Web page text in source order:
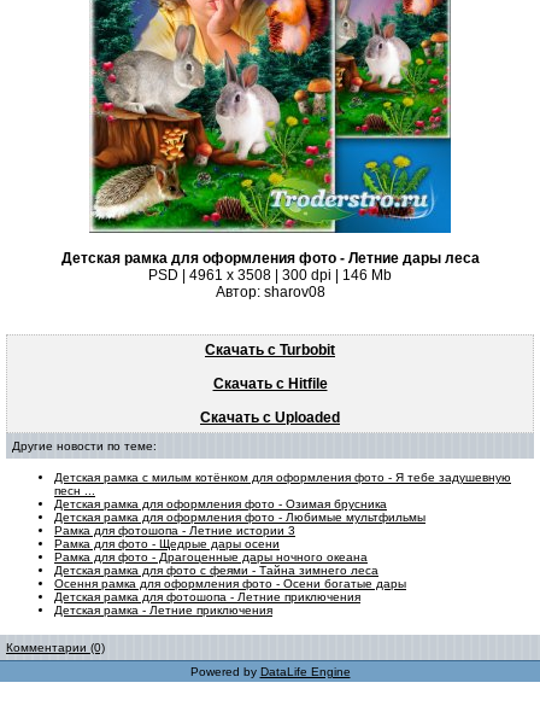
Детская рамка для оформления фото - Летние дары леса
PSD | 4961 х 3508 | 300 dpi | 146 Mb
Автор: sharov08
Скачать с Turbobit
Скачать с Hitfile
Скачать с Uploaded
Другие новости по теме:
Детская рамка с милым котёнком для оформления фото - Я тебе задушевную
песн ...
Детская рамка для оформления фото - Озимая брусника
Детская рамка для оформления фото - Любимые мультфильмы
Рамка для фотошопа - Летние истории 3
Рамка для фото - Щедрые дары осени
Рамка для фото - Драгоценные дары ночного океана
Детская рамка для фото с феями - Тайна зимнего леса
Осення рамка для оформления фото - Осени богатые дары
Детская рамка для фотошопа - Летние приключения
Детская рамка - Летние приключения
Комментарии (0)
Powered by DataLife Engine